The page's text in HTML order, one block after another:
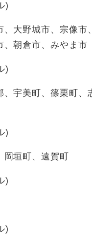
)
、大野城市、宗像
、朝倉市、みやま市
)
宇美町、篠栗町、
)
垣町、遠賀町
)
)